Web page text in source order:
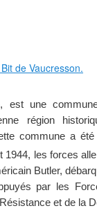
est une
région
commune a
1944, les forces
Butler,
par les
et de la